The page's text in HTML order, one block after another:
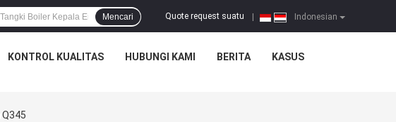
Indonesian
Quote request suatu
Mencari
KONTROL KUALITAS HUBUNGI KAMI BERITA KASUS